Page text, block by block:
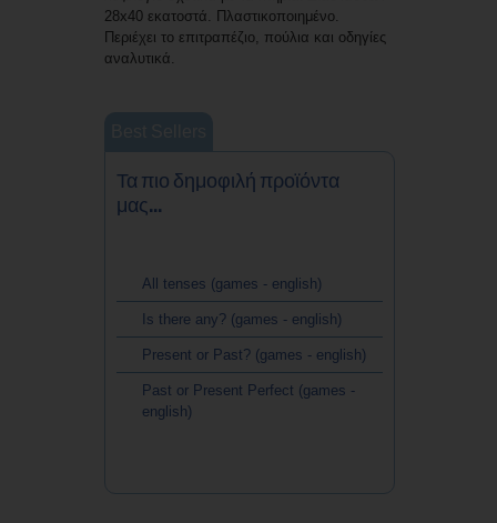
28x40 εκατοστά. Πλαστικοποιημένο.
Περιέχει το επιτραπέζιο, πούλια και οδηγίες
αναλυτικά.
Τα πιο δημοφιλή προϊόντα
μας...
All tenses (games - english)
Is there any? (games - english)
Present or Past? (games - english)
Past or Present Perfect (games -
english)